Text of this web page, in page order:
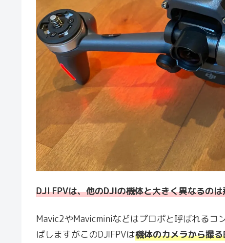
DJI FPVは、他のDJIの機体と大きく異なるの
Mavic2やMavicminiなどはプロポと呼ばれるコ
ばしますがこのDJIFPVは機体のカメラから撮